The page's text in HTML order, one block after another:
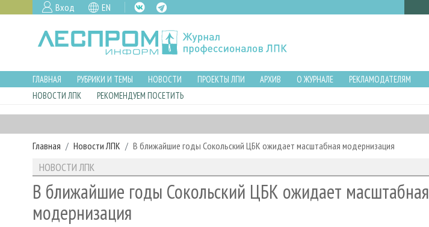
Вход EN
ГЛАВНАЯ РУБРИКИ И ТЕМЫ НОВОСТИ ПРОЕКТЫ ЛПИ АРХИВ О ЖУРНАЛЕ
РЕКЛАМОДАТЕЛЯМ
НОВОСТИ ЛПК
РЕКОМЕНДУЕМ ПОСЕТИТЬ
Главная Новости ЛПК В ближайшие годы Сокольский ЦБК ожидает масштабная модернизация
НОВОСТИ ЛПК
В ближайшие годы Сокольский ЦБК ожидает масштабная
модернизация